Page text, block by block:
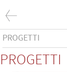
PROGETTI
PROGETTI